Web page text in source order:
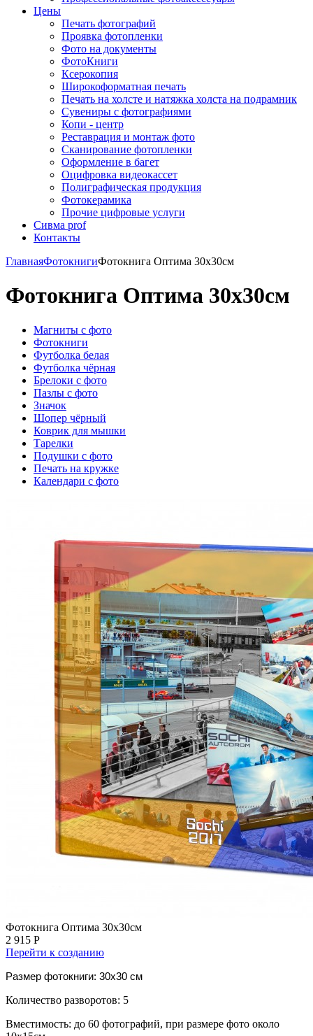
Цены
Печать фотографий
Проявка фотопленки
Фото на документы
ФотоКниги
Ксерокопия
Широкоформатная печать
Печать на холсте и натяжка холста на подрамник
Сувениры с фотографиями
Копи - центр
Реставрация и монтаж фото
Сканирование фотопленки
Оформление в багет
Оцифровка видеокассет
Полиграфическая продукция
Фотокерамика
Прочие цифровые услуги
Сивма prof
Контакты
ГлавнаяФотокнигиФотокнига Оптима 30х30см
Фотокнига Оптима 30х30см
Магниты с фото
Фотокниги
Футболка белая
Футболка чёрная
Брелоки с фото
Пазлы с фото
Значок
Шопер чёрный
Коврик для мышки
Тарелки
Подушки с фото
Печать на кружке
Календари с фото
Фотокнига Оптима 30х30см
2 915 Р
Перейти к созданию
Размер фотокниги: 30x30 см
Количество разворотов: 5
Вместимость: до 60 фотографий, при размере фото около